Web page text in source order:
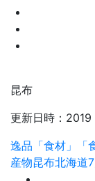
昆布
更新日時： 2019
逸品「食材」
産物昆布北海道